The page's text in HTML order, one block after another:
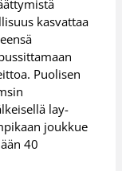
kasvattaa
Puolisen
lay-
joukkue
40